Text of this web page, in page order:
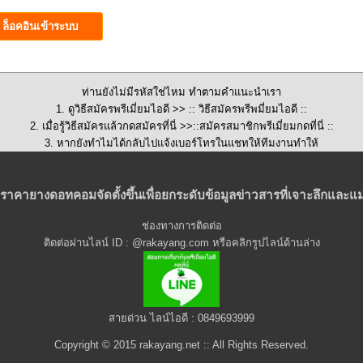
ท่านยังไม่มีรหัสใช่ไหม ทำตามคำแนะนำเรา
1. ดูวิธีสมัครพรีเมี่ยมไอดี >> :: วิธีสมัครพรีพมี่ยมไอดี ::
2. เมื่อรู้วิธีสมัครแล้วกดสมัครที่นี่ >>::สมัครสมาชิกพรีเมี่ยมกดที่นี่ ::
3. หากยังทำไมได้กลับไปแจ้งเบอร์โทรในแชทให้ทีมงานทำให้
ราคายางดอทคอมจัดตั้งขึ้นเพื่อยกระดับข้อมูลข่าวสารที่เจาะลึกและ
ช่องทางการติดต่อ
ติดต่อผ่านไลน์ ID : @rakayang.com หรือคลิกรูปไลน์ด้านล่าง
สายด่วน ไลน์ไอดี : 0849693999
Copyright © 2015 rakayang.net :: All Rights Reserved.